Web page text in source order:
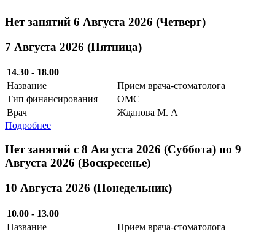
Нет занятий 6 Августа 2026 (Четверг)
7 Августа 2026 (Пятница)
14.30 - 18.00
Название
Прием врача-стоматолога
Тип финансирования
ОМС
Врач
Жданова М. А
Подробнее
Нет занятий с 8 Августа 2026 (Суббота) по 9
Августа 2026 (Воскресенье)
10 Августа 2026 (Понедельник)
10.00 - 13.00
Название
Прием врача-стоматолога